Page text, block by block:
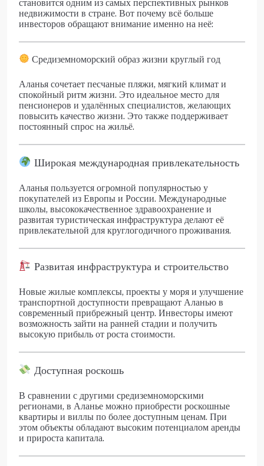
недвижимости в стране. Вот почему всё больше
инвесторов обращают внимание именно на неё:
Средиземноморский образ жизни круглый год
Аланья сочетает песчаные пляжи, мягкий климат и
спокойный ритм жизни. Это идеальное место для
пенсионеров и удалённых специалистов, желающих
повысить качество жизни. Это также поддерживает
постоянный спрос на жильё.
Широкая международная привлекательность
Аланья пользуется огромной популярностью у
покупателей из Европы и России. Международные
школы, высококачественное здравоохранение и
развитая туристическая инфраструктура делают её
привлекательной для круглогодичного проживания.
Развитая инфраструктура и строительство
Новые жилые комплексы, проекты у моря и улучшение
транспортной доступности превращают Аланью в
современный прибрежный центр. Инвесторы имеют
возможность зайти на ранней стадии и получить
высокую прибыль от роста стоимости.
Доступная роскошь
В сравнении с другими средиземноморскими
регионами, в Аланье можно приобрести роскошные
квартиры и виллы по более доступным ценам. При
этом объекты обладают высоким потенциалом аренды
и прироста капитала.